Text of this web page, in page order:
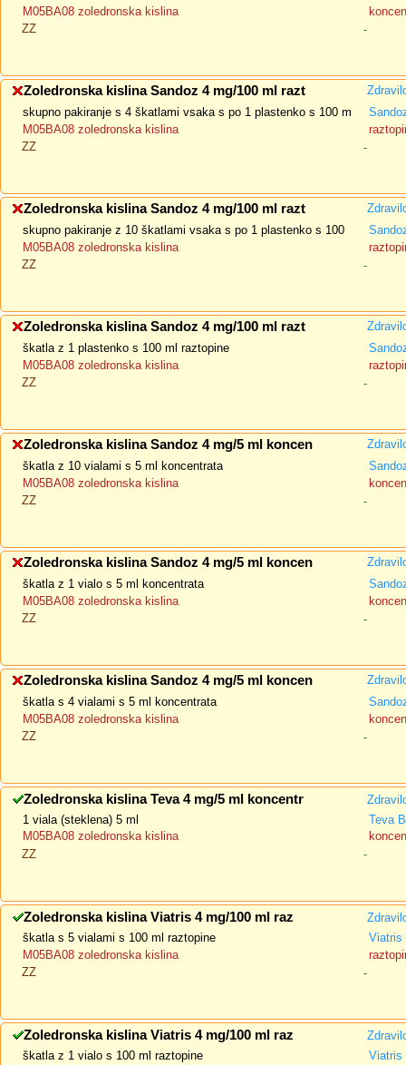
M05BA08 zoledronska kislina
ZZ
-
Zoledronska kislina Sandoz 4 mg/100 ml razt
skupno pakiranje s 4 škatlami vsaka s po 1 plastenko s 100 m
M05BA08 zoledronska kislina
ZZ
-
Zoledronska kislina Sandoz 4 mg/100 ml razt
skupno pakiranje z 10 škatlami vsaka s po 1 plastenko s 100
M05BA08 zoledronska kislina
ZZ
-
Zoledronska kislina Sandoz 4 mg/100 ml razt
škatla z 1 plastenko s 100 ml raztopine
M05BA08 zoledronska kislina
ZZ
-
Zoledronska kislina Sandoz 4 mg/5 ml koncen
škatla z 10 vialami s 5 ml koncentrata
M05BA08 zoledronska kislina
ZZ
-
Zoledronska kislina Sandoz 4 mg/5 ml koncen
škatla z 1 vialo s 5 ml koncentrata
M05BA08 zoledronska kislina
ZZ
-
Zoledronska kislina Sandoz 4 mg/5 ml koncen
škatla s 4 vialami s 5 ml koncentrata
M05BA08 zoledronska kislina
ZZ
-
Zoledronska kislina Teva 4 mg/5 ml koncentr
1 viala (steklena) 5 ml
Teva
M05BA08 zoledronska kislina
ZZ
-
Zoledronska kislina Viatris 4 mg/100 ml raz
škatla s 5 vialami s 100 ml raztopine
Viatris
M05BA08 zoledronska kislina
ZZ
-
Zoledronska kislina Viatris 4 mg/100 ml raz
škatla z 1 vialo s 100 ml raztopine
Viatris